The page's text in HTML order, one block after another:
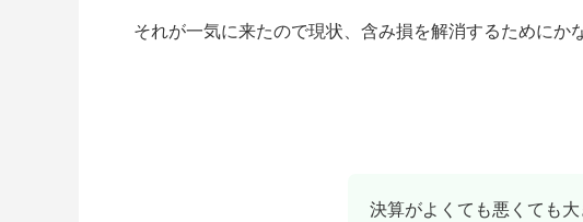
それが一気に来たので現状、含み損を解消するためにか
決算がよくても悪くても